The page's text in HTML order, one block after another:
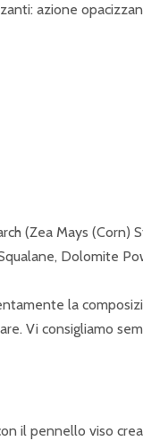
azione
(Zea Mays
Dolomite
la
Vi consigliamo
il pennello viso